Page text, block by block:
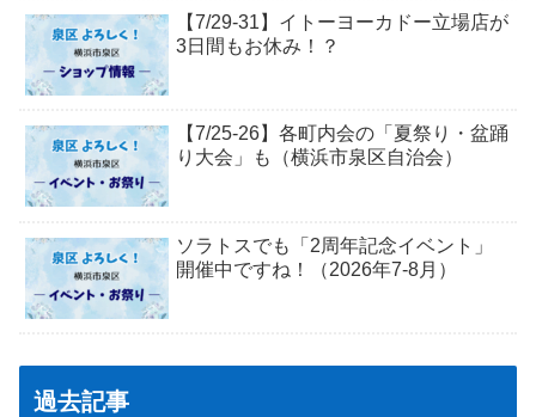
【7/29-31】イトーヨーカドー立場店が
3日間もお休み！？
【7/25-26】各町内会の「夏祭り・盆踊
り大会」も（横浜市泉区自治会）
ソラトスでも「2周年記念イベント」
開催中ですね！（2026年7-8月）
過去記事